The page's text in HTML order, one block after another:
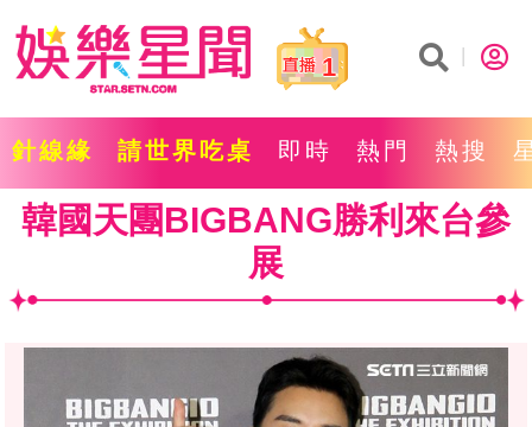
1
針線緣 請世界吃桌 即時 熱門 熱搜
韓國天團BIGBANG勝利來台參
展